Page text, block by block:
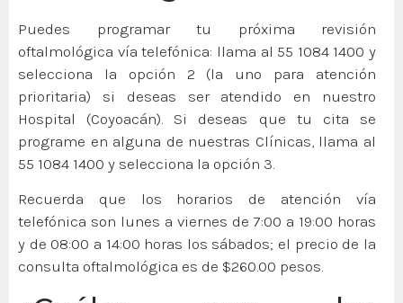
Puedes programar tu próxima revisión
oftalmológica vía telefónica: llama al 55 1084 1400 y
selecciona la opción 2 (la uno para atención
prioritaria) si deseas ser atendido en nuestro
Hospital (Coyoacán). Si deseas que tu cita se
programe en alguna de nuestras Clínicas, llama al
55 1084 1400 y selecciona la opción 3.
Recuerda que los horarios de atención vía
telefónica son lunes a viernes de 7:00 a 19:00 horas
y de 08:00 a 14:00 horas los sábados; el precio de la
consulta oftalmológica es de $260.00 pesos.